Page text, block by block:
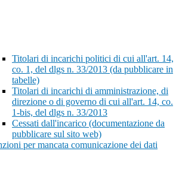
Titolari di incarichi politici di cui all'art. 14,
co. 1, del dlgs n. 33/2013 (da pubblicare in
tabelle)
Titolari di incarichi di amministrazione, di
direzione o di governo di cui all'art. 14, co.
1-bis, del dlgs n. 33/2013
Cessati dall'incarico (documentazione da
pubblicare sul sito web)
per mancata comunicazione dei dati